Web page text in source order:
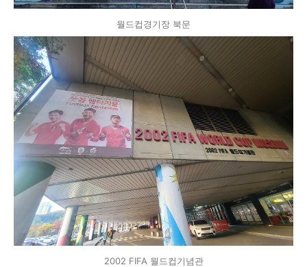
월드컵경기장 북문
2002 FIFA 월드컵기념관